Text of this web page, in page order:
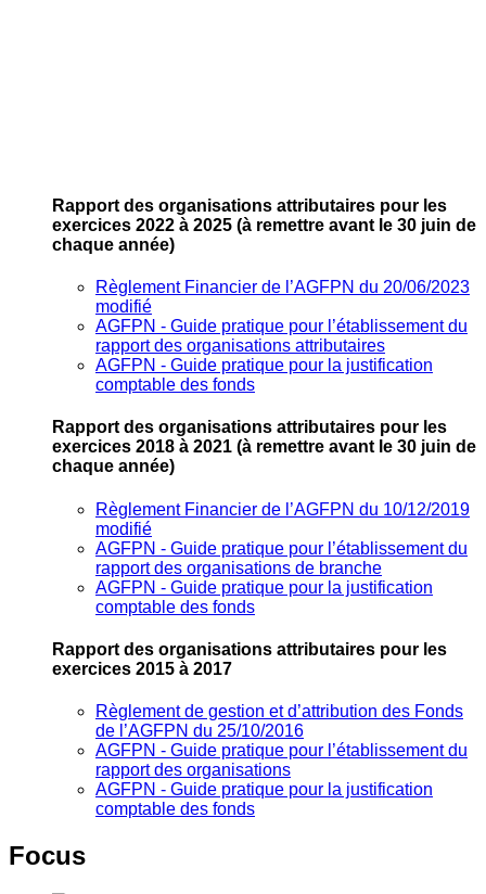
Rapport des organisations attributaires pour les
exercices 2022 à 2025 (à remettre avant le 30 juin de
chaque année)
Règlement Financier de l’AGFPN du 20/06/2023
modifié
AGFPN ‐ Guide pratique pour l’établissement du
rapport des organisations attributaires
AGFPN ‐ Guide pratique pour la justification
comptable des fonds
Rapport des organisations attributaires pour les
exercices 2018 à 2021 (à remettre avant le 30 juin de
chaque année)
Règlement Financier de l’AGFPN du 10/12/2019
modifié
AGFPN ‐ Guide pratique pour l’établissement du
rapport des organisations de branche
AGFPN ‐ Guide pratique pour la justification
comptable des fonds
Rapport des organisations attributaires pour les
exercices 2015 à 2017
Règlement de gestion et d’attribution des Fonds
de l’AGFPN du 25/10/2016
AGFPN ‐ Guide pratique pour l’établissement du
rapport des organisations
AGFPN ‐ Guide pratique pour la justification
comptable des fonds
Focus